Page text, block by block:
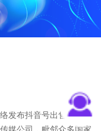
发布抖音号出售、买卖